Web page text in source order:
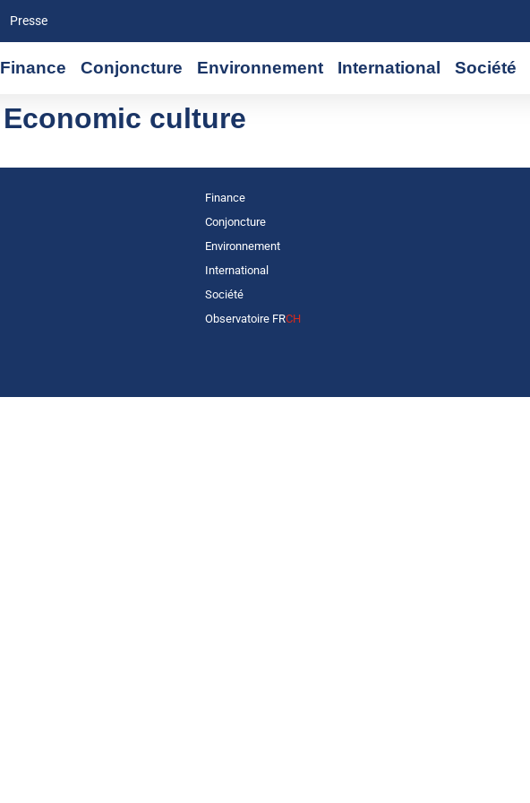
Presse
Finance Conjoncture Environnement International Société
Economic culture
Finance
Conjoncture
Environnement
International
Société
Observatoire FRCH